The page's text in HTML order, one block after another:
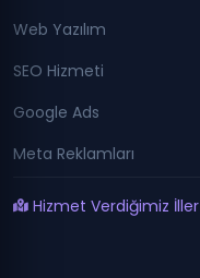
Web Yazılım
SEO Hizmeti
Google Ads
Meta Reklamları
Hizmet Verdiğimiz İller